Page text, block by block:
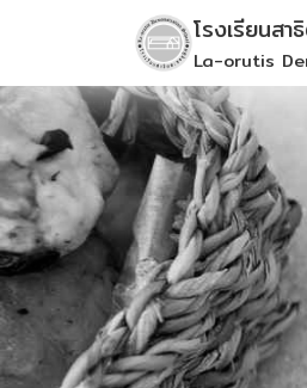
content
โรงเรียนส
La-orutis